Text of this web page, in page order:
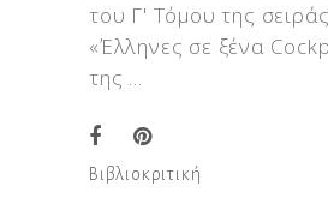
του Γ' Τόμου της
«Έλληνες σε ξένα
της
Βιβλιοκριτική